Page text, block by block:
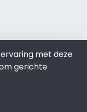
met deze
gerichte